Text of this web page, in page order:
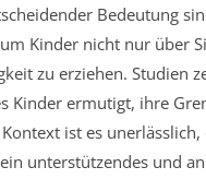
Bedeutung
Kinder nicht nur über
zu erziehen. Studien
Kinder ermutigt, ihre
ist es
unterstützendes und